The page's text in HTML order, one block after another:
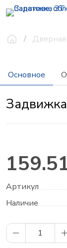
Основное
Артикул
Наличие